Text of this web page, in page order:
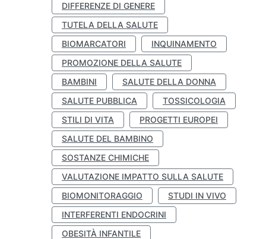
DIFFERENZE DI GENERE
TUTELA DELLA SALUTE
BIOMARCATORI
INQUINAMENTO
PROMOZIONE DELLA SALUTE
BAMBINI
SALUTE DELLA DONNA
SALUTE PUBBLICA
TOSSICOLOGIA
STILI DI VITA
PROGETTI EUROPEI
SALUTE DEL BAMBINO
SOSTANZE CHIMICHE
VALUTAZIONE IMPATTO SULLA SALUTE
BIOMONITORAGGIO
STUDI IN VIVO
INTERFERENTI ENDOCRINI
OBESITÀ INFANTILE